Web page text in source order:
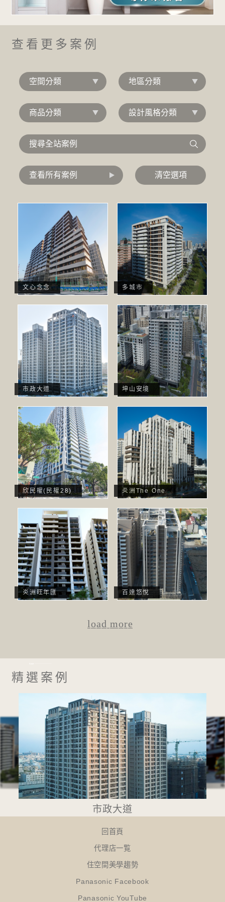
查看更多案例
空間分類 地區分類
商品分類 設計風格分類
查看所有案例 清空選項
文心念念 多城市
市政大道 坤山安境
欣民權(民權28) 炎洲The One
炎洲旺年匯 百達悠悅
精選案例
市政大道
回首頁
代理店一覧
住空間美學趨勢
Panasonic Facebook
Panasonic YouTube